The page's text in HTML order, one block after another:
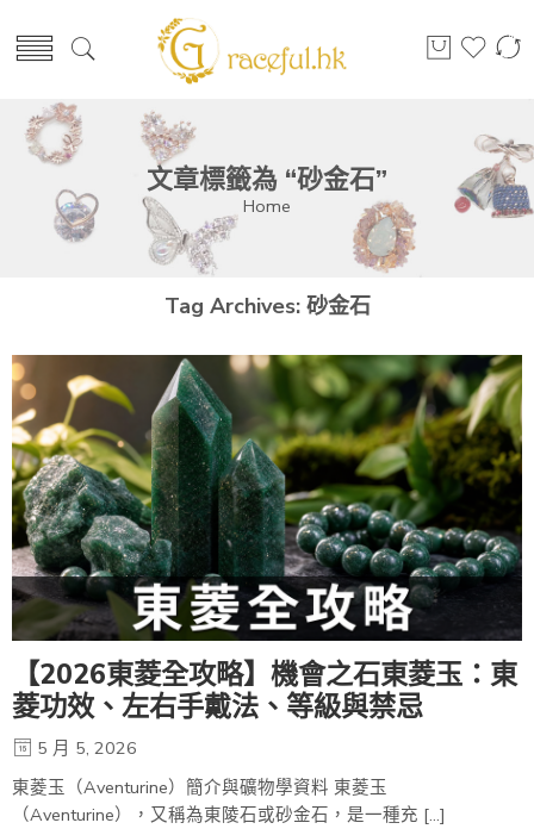
文章標籤為 “砂金石”
Home
Tag Archives: 砂金石
【2026東菱全攻略】機會之石東菱玉：東
菱功效、左右手戴法、等級與禁忌
5 月 5, 2026
東菱玉（Aventurine）簡介與礦物學資料 東菱玉
（Aventurine），又稱為東陵石或砂金石，是一種充 […]